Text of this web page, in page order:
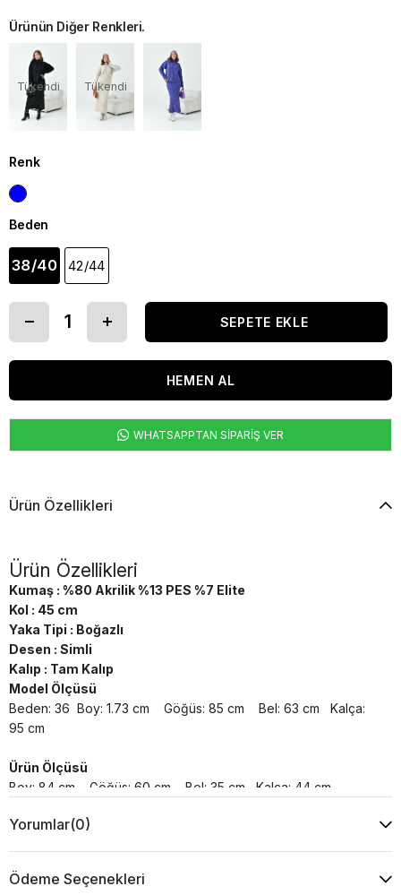
Ürünün Diğer Renkleri.
Tükendi Tükendi
Renk
Beden
38/40 42/44
WHATSAPPTAN SİPARİŞ VER
Ürün Özellikleri
Ürün Özellikleri
Kumaş : %80 Akrilik %13 PES %7 Elite
Kol : 45 cm
Yaka Tipi : Boğazlı
Desen : Simli
Kalıp : Tam Kalıp
Model Ölçüsü
Beden: 36 Boy: 1.73 cm Göğüs: 85 cm Bel: 63 cm Kalça:
95 cm
Ürün Ölçüsü
Boy: 84 cm Göğüs: 60 cm Bel: 35 cm Kalça: 44 cm
Yıkama Talimatı :
Kuru Temizleme , Trikloretilen Ayırıçısıyla Az Çözücü
Yorumlar(0)
Ödeme Seçenekleri